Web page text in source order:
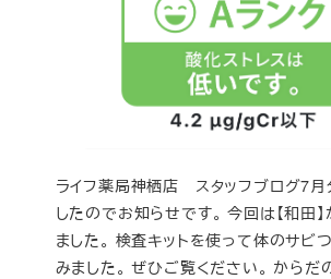
ライフ薬局神栖店 スタッフブログ7月
したのでお知らせです。 今回は【和田
ました。 検査キットを使って体のサビ
みました。 ぜひご覧ください。 からだ